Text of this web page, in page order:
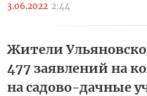
3.06.2022 2:44
Жители
477 заявлений на
на садово-дачные